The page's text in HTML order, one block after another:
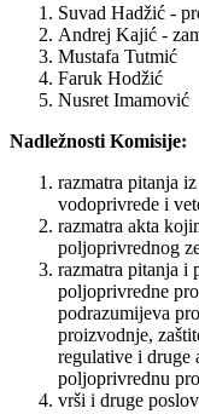
Suvad Hadžić -
Andrej Kajić -
Mustafa Tutmić
Faruk Hodžić
Nusret Imamović
Nadležnosti Komisije:
razmatra pitanja
vodoprivrede i
razmatra akta
poljoprivrednog
razmatra pitanja i
poljoprivredne
podrazumijeva
proizvodnje,
regulative i druge
poljoprivrednu
vrši i druge